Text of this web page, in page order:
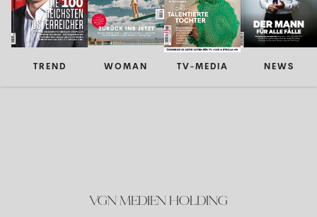
TREND WOMAN TV-MEDIA NEWS
VGN MEDIEN HOLDING